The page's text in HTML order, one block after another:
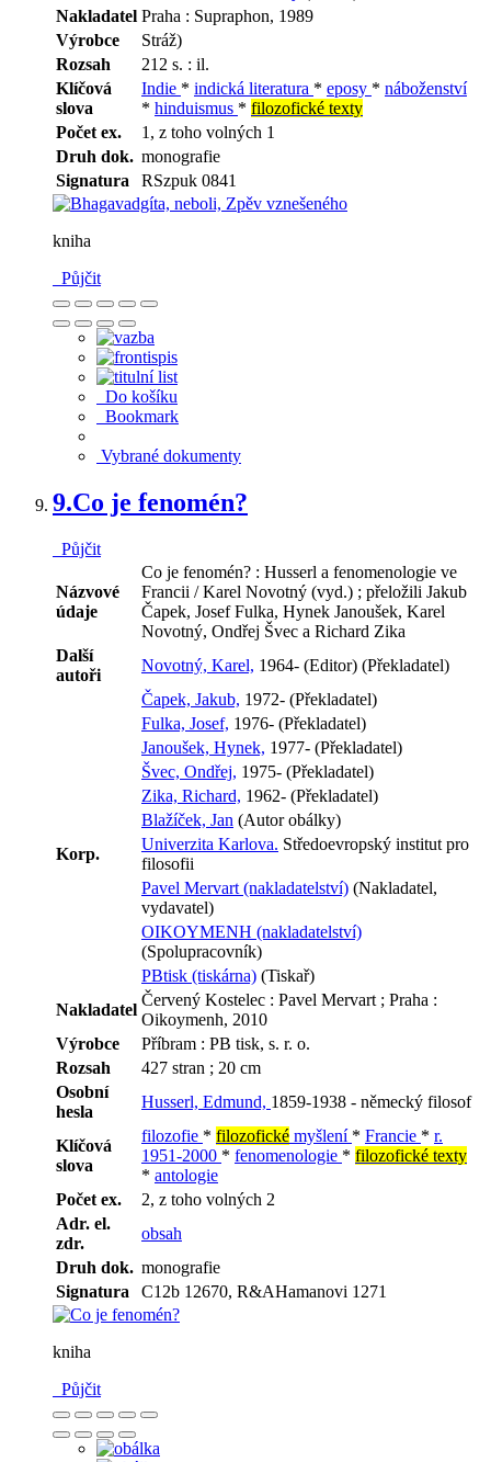
Nakladatel Praha : Supraphon, 1989
Výrobce
Stráž)
Rozsah
212 s. : il.
Klíčová
slova
Indie * indická literatura * eposy * náboženství
* hinduismus * filozofické texty
Počet ex.
1, z toho volných 1
Druh dok. monografie
Signatura
RSzpuk 0841
kniha
Půjčit
Do košíku
Bookmark
Vybrané dokumenty
9.Co je fenomén?
Půjčit
Názvové
údaje
Co je fenomén? : Husserl a fenomenologie ve
Francii / Karel Novotný (vyd.) ; přeložili Jakub
Čapek, Josef Fulka, Hynek Janoušek, Karel
Novotný, Ondřej Švec a Richard Zika
Další
autoři
Novotný, Karel, 1964- (Editor) (Překladatel)
Čapek, Jakub, 1972- (Překladatel)
Fulka, Josef, 1976- (Překladatel)
Janoušek, Hynek, 1977- (Překladatel)
Švec, Ondřej, 1975- (Překladatel)
Zika, Richard, 1962- (Překladatel)
Blažíček, Jan (Autor obálky)
Korp.
Univerzita Karlova. Středoevropský institut pro
filosofii
Pavel Mervart (nakladatelství) (Nakladatel,
vydavatel)
OIKOYMENH (nakladatelství)
(Spolupracovník)
PBtisk (tiskárna) (Tiskař)
Nakladatel
Červený Kostelec : Pavel Mervart ; Praha :
Oikoymenh, 2010
Výrobce
Příbram : PB tisk, s. r. o.
Rozsah
427 stran ; 20 cm
Osobní
hesla
Husserl, Edmund, 1859-1938 - německý filosof
Klíčová
slova
filozofie * filozofické myšlení * Francie * r.
1951-2000 * fenomenologie * filozofické texty
* antologie
Počet ex.
2, z toho volných 2
Adr. el.
zdr.
obsah
Druh dok. monografie
Signatura
C12b 12670, R&AHamanovi 1271
kniha
Půjčit